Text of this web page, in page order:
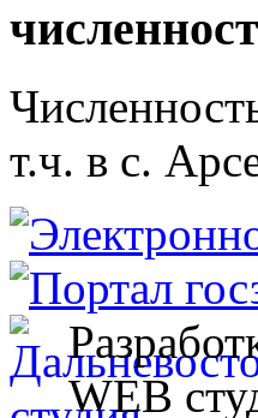
т.ч. в с.
WEB